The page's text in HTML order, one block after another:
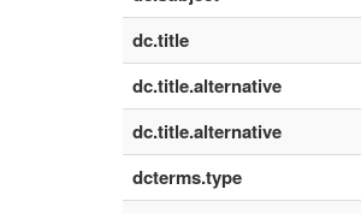
dc.title
dc.title.alternative
dc.title.alternative
dcterms.type